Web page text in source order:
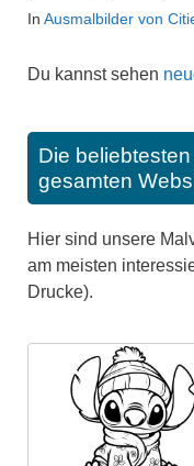
In Ausmalbilder von
Du kannst sehen
Die
gesamten
Hier sind unsere
am meisten
Drucke).